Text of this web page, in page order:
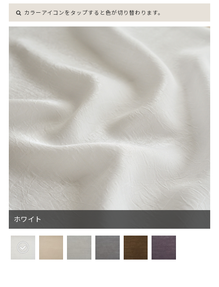
カラーアイコンをタップすると色が切り替わります。
ホワイト